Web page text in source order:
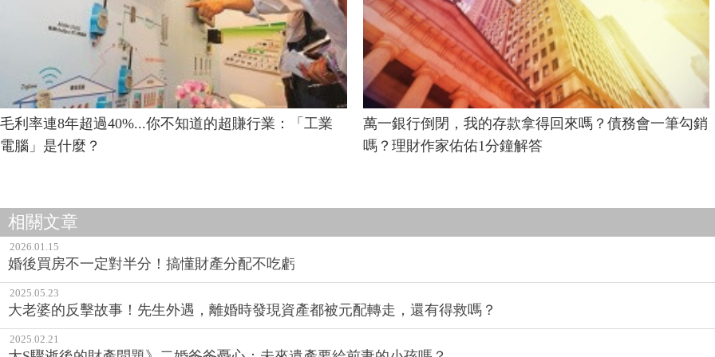
毛利率連8年超過40%...你不知道的超賺行業：「工業
電腦」是什麼？
萬一銀行倒閉，我的存款拿得回來嗎？債務會一筆勾銷
嗎？理財作家佑佑1分鐘解答
相關文章
2026.01.15
婚後買房不一定對半分！搞懂財產分配不吃虧
2025.05.23
大老婆的反擊故事！先生外遇，離婚時發現資產都被元配轉走，還有得救嗎？
2025.02.21